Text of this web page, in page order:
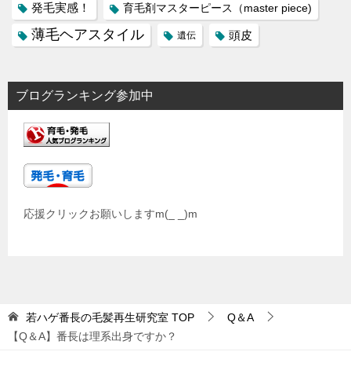
発毛実感！ 育毛剤マスターピース（master piece)
薄毛ヘアスタイル 遺伝 頭皮
ブログランキング参加中
応援クリックお願いしますm(_ _)m
若ハゲ番長の毛髪再生研究室 TOP
Q＆A
【Q＆A】番長は理系出身ですか？